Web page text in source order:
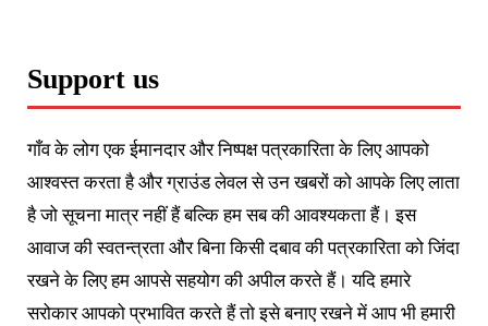
Support us
गाँव के लोग एक ईमानदार और निष्पक्ष पत्रकारिता के लिए आपको
आश्वस्त करता है और ग्राउंड लेवल से उन खबरों को आपके लिए लाता
है जो सूचना मात्र नहीं हैं बल्कि हम सब की आवश्यकता हैं। इस
आवाज की स्वतन्त्रता और बिना किसी दबाव की पत्रकारिता को जिंदा
रखने के लिए हम आपसे सहयोग की अपील करते हैं। यदि हमारे
सरोकार आपको प्रभावित करते हैं तो इसे बनाए रखने में आप भी हमारी